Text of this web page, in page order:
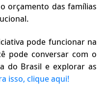
orçamento das famílias
pode funcionar na
pode conversar com o
do Brasil e explorar as
isso, clique aqui!